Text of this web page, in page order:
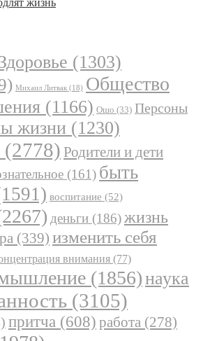
жизнь
(1303)
Михаил Литвак (18) Общество
(1166) Ошо (33) Персоны
жизни (1230)
(2778) Родители и дети
(161) быть
воспитание (52)
деньги (186)жизнь
(339) изменить себя
внимания (77)
(1856)наука
(3105)
притча (608) работа (278)